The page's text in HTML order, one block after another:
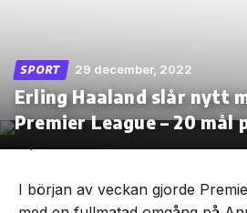
Skip
the
SPORT 29 december, 2022
Erling Haaland slår nytt
Premier League – 20 mål
I början av veckan gjorde